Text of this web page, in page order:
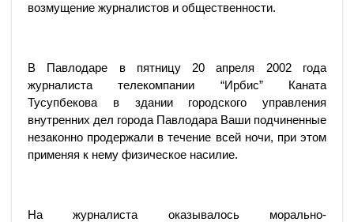
возмущение журналистов и общественности.
В Павлодаре в пятницу 20 апреля 2002 года
журналиста телекомпании “Ирбис” Каната
Тусупбекова в здании городского управления
внутренних дел города Павлодара Ваши подчиненные
незаконно продержали в течение всей ночи, при этом
применяя к нему физическое насилие.
На журналиста оказывалось морально-